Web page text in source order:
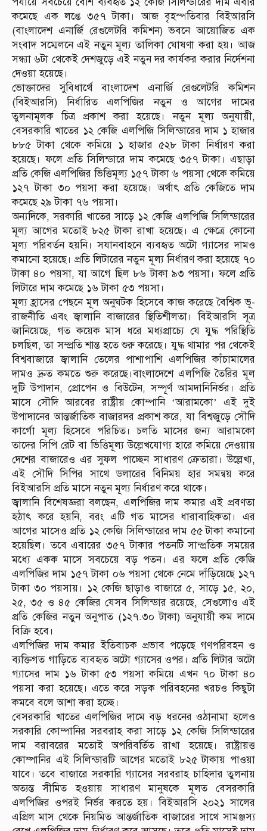
কমেছে এক লপ্তে ৩৫৭ টাকা। আজ বৃহস্পতিবার বিইআরসি
(বাংলাদেশ এনার্জি রেগুলেটরি কমিশন) ভবনে আয়োজিত এক
সংবাদ সম্মেলনে এই নতুন মূল্য তালিকা ঘোষণা করা হয়। আজ
সন্ধ্যা ৬টা থেকেই দেশজুড়ে এই নতুন দর কার্যকর করার নির্দেশনা
দেওয়া হয়েছে।
ভোক্তাদের সুবিধার্থে বাংলাদেশ এনার্জি রেগুলেটরি কমিশন
(বিইআরসি) নির্ধারিত এলপিজির নতুন ও আগের দামের
তুলনামূলক চিত্র প্রকাশ করা হয়েছে। নতুন মূল্য অনুযায়ী,
বেসরকারি খাতের ১২ কেজি এলপিজি সিলিন্ডারের দাম ১ হাজার
৮৮৫ টাকা থেকে কমিয়ে ১ হাজার ৫২৮ টাকা নির্ধারণ করা
হয়েছে। ফলে প্রতি সিলিন্ডারে দাম কমেছে ৩৫৭ টাকা। এছাড়া
প্রতি কেজি এলপিজির ভিত্তিমূল্য ১৫৭ টাকা ৬ পয়সা থেকে কমিয়ে
১২৭ টাকা ৩০ পয়সা করা হয়েছে। অর্থাৎ প্রতি কেজিতে দাম
কমেছে ২৯ টাকা ৭৬ পয়সা।
অন্যদিকে, সরকারি খাতের সাড়ে ১২ কেজি এলপিজি সিলিন্ডারের
মূল্য আগের মতোই ৮২৫ টাকা রাখা হয়েছে। এ ক্ষেত্রে কোনো
মূল্য পরিবর্তন হয়নি। সযানবাহনে ব্যবহৃত অটো গ্যাসের দামও
কমানো হয়েছে। প্রতি লিটারের নতুন মূল্য নির্ধারণ করা হয়েছে ৭০
টাকা ৪০ পয়সা, যা আগে ছিল ৮৬ টাকা ৯৩ পয়সা। ফলে প্রতি
লিটারে দাম কমেছে ১৬ টাকা ৫৩ পয়সা।
মূল্য হ্রাসের পেছনে মূল অনুঘটক হিসেবে কাজ করেছে বৈশ্বিক ভূ-
রাজনীতি এবং জ্বালানি বাজারের স্থিতিশীলতা। বিইআরসি সূত্র
জানিয়েছে, গত কয়েক মাস ধরে মধ্যপ্রাচ্যে যে যুদ্ধ পরিস্থিতি
চলছিল, তা সম্প্রতি শান্ত হতে শুরু করেছে। যুদ্ধ থামার পর থেকেই
বিশ্ববাজারে জ্বালানি তেলের পাশাপাশি এলপিজির কাঁচামালের
দামও দ্রুত কমতে শুরু করেছে।বাংলাদেশে এলপিজি তৈরির মূল
দুটি উপাদান, প্রোপেন ও বিউটেন, সম্পূর্ণ আমদানিনির্ভর। প্রতি
মাসে সৌদি আরবের রাষ্ট্রীয় কোম্পানি ‘আরামকো’ এই দুই
উপাদানের আন্তর্জাতিক বাজারদর প্রকাশ করে, যা বিশ্বজুড়ে সৌদি
কার্গো মূল্য হিসেবে পরিচিত। চলতি মাসের জন্য আরামকো
তাদের সিপি রেট বা ভিত্তিমূল্য উল্লেখযোগ্য হারে কমিয়ে দেওয়ায়
দেশের বাজারেও এর সুফল পাচ্ছেন সাধারণ ক্রেতারা। উল্লেখ্য,
এই সৌদি সিপির সাথে ডলারের বিনিময় হার সমন্বয় করে
বিইআরসি প্রতি মাসে নতুন মূল্য নির্ধারণ করে থাকে।
জ্বালানি বিশেষজ্ঞরা বলছেন, এলপিজির দাম কমার এই প্রবণতা
হঠাৎ করে হয়নি, বরং এটি গত মাসের ধারাবাহিকতা। এর
আগের মাসেও প্রতি ১২ কেজি সিলিন্ডারের দাম ৫৫ টাকা কমানো
হয়েছিল। তবে এবারের ৩৫৭ টাকার পতনটি সাম্প্রতিক সময়ের
মধ্যে একক মাসে সবচেয়ে বড় পতন। এর ফলে প্রতি কেজি
এলপিজির দাম ১৫৭ টাকা ০৬ পয়সা থেকে নেমে দাঁড়িয়েছে ১২৭
টাকা ৩০ পয়সায়। ১২ কেজি ছাড়াও বাজারে ৫, সাড়ে ১৫, ২০,
২৫, ৩৫ ও ৪৫ কেজির যেসব সিলিন্ডার রয়েছে, সেগুলোও এই
প্রতি কেজির নতুন অনুপাত (১২৭.৩০ টাকা) অনুযায়ী কম দামে
বিক্রি হবে।
এলপিজির দাম কমার ইতিবাচক প্রভাব পড়েছে গণপরিবহন ও
ব্যক্তিগত গাড়িতে ব্যবহৃত অটো গ্যাসের ওপর। প্রতি লিটার অটো
গ্যাসের দাম ১৬ টাকা ৫৩ পয়সা কমিয়ে এখন ৭০ টাকা ৪০
পয়সা করা হয়েছে। এতে করে সড়ক পরিবহনের খরচও কিছুটা
কমবে বলে আশা করা হচ্ছে।
বেসরকারি খাতের এলপিজির দামে বড় ধরনের ওঠানামা হলেও
সরকারি কোম্পানির সরবরাহ করা সাড়ে ১২ কেজি সিলিন্ডারের
দাম বরাবরের মতোই অপরিবর্তিত রাখা হয়েছে। রাষ্ট্রায়ত্ত
কোম্পানির এই সিলিন্ডারটি আগের মতোই ৮২৫ টাকায় পাওয়া
যাবে। তবে বাজারে সরকারি গ্যাসের সরবরাহ চাহিদার তুলনায়
অত্যন্ত সীমিত হওয়ায় সাধারণ মানুষকে মূলত বেসরকারি
এলপিজির ওপরই নির্ভর করতে হয়। বিইআরসি ২০২১ সালের
এপ্রিল মাস থেকে নিয়মিত আন্তর্জাতিক বাজারের সাথে সামঞ্জস্য